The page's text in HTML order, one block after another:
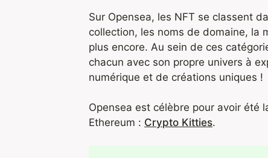
Sur Opensea, les NFT se classent
collection, les noms de domaine, la
plus encore. Au sein de ces
chacun avec son propre univers à
numérique et de créations uniques !
Opensea est célèbre pour avoir été
Ethereum : Crypto Kitties.